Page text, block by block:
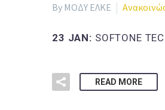
By ΜΟΔΥ ΕΛΚΕ
23 JAN: SOFTONE
READ MORE